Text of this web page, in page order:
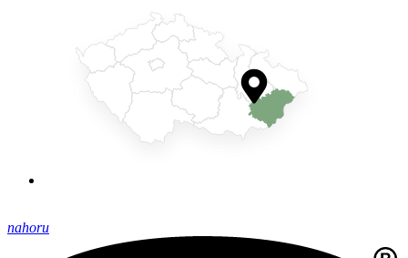
nahoru